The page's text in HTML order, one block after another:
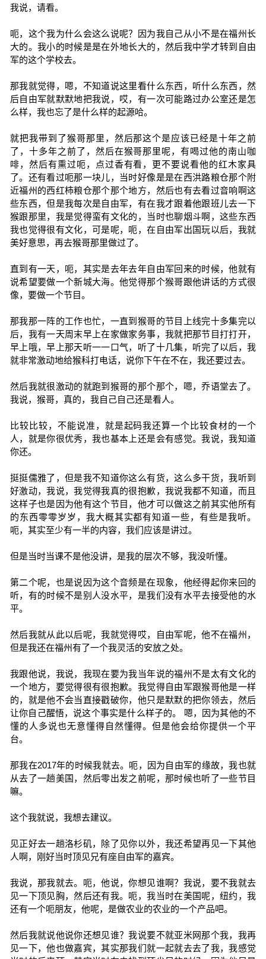
我说，请看。
呃，这个我为什么会这么说呢？因为我自己从小不是在福州长
大的。我小的时候是是在外地长大的，然后我中学才转到自由
军的这个学校去。
那我就觉得，嗯，不知道说这里看什么东西，听什么东西，然
后自由军就默默地把我说，哎，有一次可能路过办公室还是怎
么样，我也忘了是什么样的起源哈。
就把我带到了猴哥那里，然后那这个是应该已经是十年之前
了，十多年之前了，然后在猴哥那里呢，有喝过他的南山咖
啡，然后有熏过呃，点过香有看，更不要说看他的红木家具
了。还有看过呃那一块儿，当时好像是是在西洪路粮仓那个附
近福州的西红柿粮仓那个那个地方，然后也有去看过音响啊这
些东西，但是我每次是自由军，有在我才跟着他跟班儿去一下
猴跟那里，我是觉得蛮有文化的，当时也聊烟斗啊，这些东西
我也觉得很有文化，可是呢，呃，在自由军出国玩以后，我就
美好意思，再去猴哥那里做过了。
直到有一天，呃，其实是去年去年自由军回来的时候，他就有
说希望要做一个新城大海。他觉得那个猴哥跟他讲话的方式很
像，要做一个节目。
那我那一阵的工作也忙，一直到猴哥的节目上线完十多集完以
后，我有一天周末早上在家做家务事，我就把那节目打打开，
早上哦，早上那天听一一口气，听了十几集，听完了以后，我
就非常激动地给猴科打电话，说你下午在不在，我还要过去。
然后我就很激动的就跑到猴哥的那个那个，嗯，乔语堂去了。
我说，猴哥，真的，我自己自己还是看人。
比较比较，不能说准，就是起码我还算一个比较食材的一个
人，就是你很优秀，我也基本上还是会有感觉。我说，我知道
你还。
挺挺儒雅了，但是我不知道你这么有货，这么多干货，我听到
好激动，我说，我觉得我真的很抱歉，我说我都不知道，而且
这样子也是因为他有这个节目，他才可以做这之前其实他所有
的东西零零岁岁，我大概其实都有知道一些，有些是我听。
呃，其实至少有一半的内容，我们应该是讲过。
但是当时当课不是他没讲，是我的层次不够，我没听懂。
第二个呢，也是说因为这个音频是在现象，他经得起你来回的
听，有的时候不是别人没水平，是我们没有水平去接受他的水
平。
然后我就从此以后呢，我就觉得哎，自由军呢，他不在福州，
但是我还在福州有了一个我灵活的安放之处。
我跟他说，我说，我现在要为我当年说的福州不是太有文化的
一个地方，要觉得很有很抱歉。我觉得自由军跟猴哥他是一样
的，就是他不会当直接戳破你，他只是默默的把你领去，然后
让你自己醒悟，说这个事实是什么样子的。 嗯，因为其他的不
懂的人多说也无意懂得自然懂得。但是他会给你提供一个平
台。
那我在2017年的时候我就去。呃，因为自由军的缘故，我也就
从去了一趟美国，然后零出发之前呢，那时候也听了一些节目
嘛。
这个我就说，我想去建议。
见正好去一趟洛杉矶，除了见你以外，我还希望再见一下其他
人啊，刚好当时顶见兄有座自由军的嘉宾。
我说，那我就去。呃，他说，你想见谁啊？我说，要不我就去
见一下顶见胸，然后还有我。呃，我当时在美国呢，纽约，我
还有一个呃朋友，他呢，是做农业的农业的一个产品吧。
然后我就说他说你还想见谁？我说要不就亚米网那个我，我再
见一下，他也做嘉宾，其实那我们就一起就去去了我，我感觉